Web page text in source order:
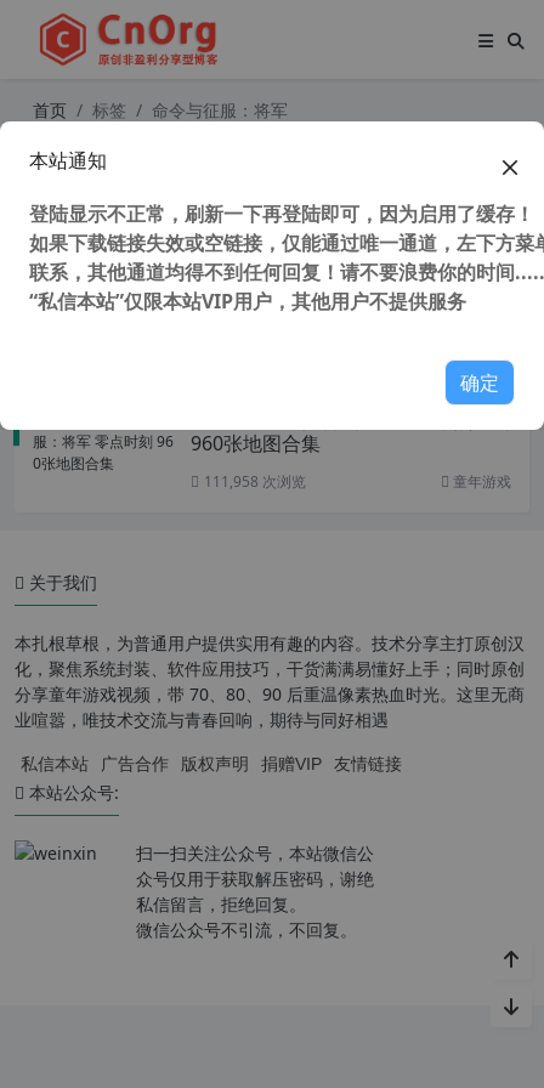
首页 标签 命令与征服：将军
v1.04）
960张地图合集
111,958 次浏览 童年游戏
关于我们
本扎根草根，为普通用户提供实用有趣的内容。技术分享主打原创汉
化，聚焦系统封装、软件应用技巧，干货满满易懂好上手；同时原创
分享童年游戏视频，带 70、80、90 后重温像素热血时光。这里无商
业喧嚣，唯技术交流与青春回响，期待与同好相遇
私信本站 广告合作 版权声明 捐赠VIP 友情链接
本站公众号:
扫一扫关注公众号，本站微信公
众号仅用于获取解压密码，谢绝
私信留言，拒绝回复。
微信公众号不引流，不回复。
本站通知
登陆显示不正常，刷新一下再登陆即可，因为启用了缓存！
如果下载链接失效或空链接，仅能通过唯一通道，左下方菜
联系，其他通道均得不到任何回复！请不要浪费你的时间
“私信本站”仅限本站VIP用户，其他用户不提供服务
确定